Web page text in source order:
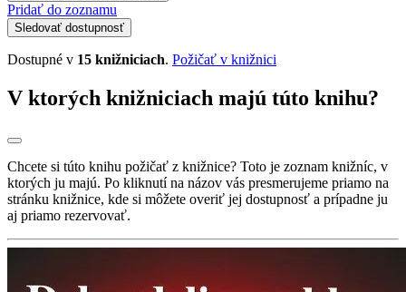
Pridať do zoznamu
Sledovať dostupnosť
Dostupné v 15 knižniciach. Požičať v knižnici
V ktorých knižniciach majú túto knihu?
Chcete si túto knihu požičať z knižnice? Toto je zoznam knižníc, v
ktorých ju majú. Po kliknutí na názov vás presmerujeme priamo na
stránku knižnice, kde si môžete overiť jej dostupnosť a prípadne ju
aj priamo rezervovať.